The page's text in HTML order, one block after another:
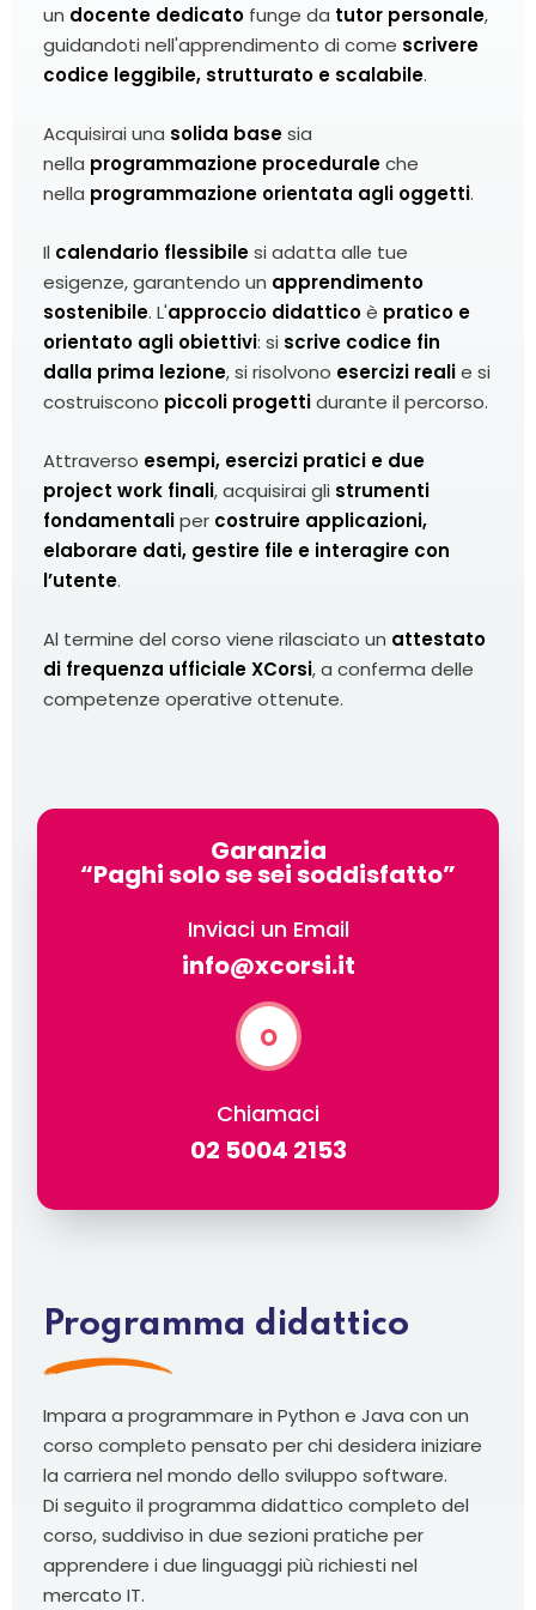
un docente dedicatofunge da tutor personale,
guidandoti nell'apprendimento di come scrivere
codice leggibile, strutturato e scalabile.
Acquisirai una solida basesia
nella programmazione proceduraleche
nella programmazione orientata agli oggetti.
Il calendario flessibilesi adatta alle tue
esigenze, garantendo un apprendimento
sostenibile. L'approccio didatticoè pratico e
orientato agli obiettivi: si scrive codice fin
dalla prima lezione, si risolvono esercizi realie si
costruiscono piccoli progettidurante il percorso.
Attraverso esempi, esercizi pratici e due
project work finali, acquisirai gli strumenti
fondamentaliper costruire applicazioni,
elaborare dati, gestire file e interagire con
l’utente.
Al termine del corso viene rilasciato un attestato
di frequenza ufficiale XCorsi, a conferma delle
competenze operative ottenute.
Garanzia
“Paghi solo se sei soddisfatto”
Inviaci un Email
info@xcorsi.it
o
Chiamaci
02 5004 2153
Programma didattico
Impara a programmare in Python e Java con un
corso completo pensato per chi desidera iniziare
la carriera nel mondo dello sviluppo software.
Di seguito il programma didattico completo del
corso, suddiviso in due sezioni pratiche per
apprendere i due linguaggi più richiesti nel
mercato IT.